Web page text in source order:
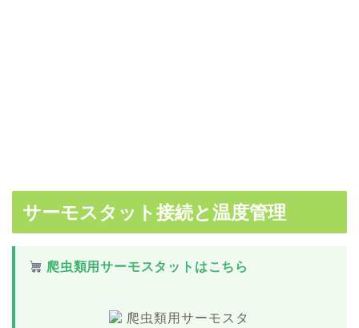
サーモスタット接続と温度管理
爬虫類用サーモスタットはこちら